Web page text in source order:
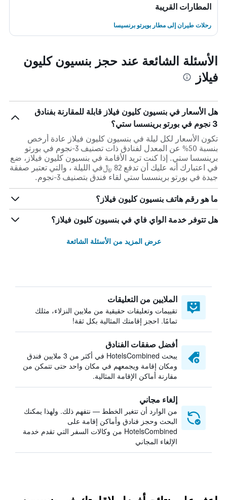
المطارات القريبة
رحلات طيران إلى مطار بويرتو برنسيسا
الأسئلة الشائعة عند حجز بنسيون كليون
فيلاز
هل الأسعار في بنسيون كليون فيلاز قابلة للمقارنة بفنادق
3 نجوم في بورتو برينسسا ستي؟
تكون الأسعار لكل ليلة في بنسيون كليون فيلاز عادة أرخص
بنسبة 50% عن المعدل لفنادق ذات تصنيف 3-نجوم في بورتو
برينسسا ستي. إذا كنت تريد الأقامة في بنسيون كليون فيلاز، ضع
في اعتبارك أنه عليك أن تدفع 82 ﷼في الليلة ، والتي تعتبر صفقة
جيدة في بورتو برينسسا ستي لقاء فندق بتصنيف 3-نجوم.
ما هو رقم هاتف بنسيون كليون فيلاز؟
هل تتوفر خدمة الواي فاي في بنسيون كليون فيلاز؟
عرض المزيد من الأسئلة الشائعة
الملايين من التعليقات
تقييمات وتعليقات حقيقية من ملايين النزلاء، مثلك
تمامًا. احجز إقامتك المثالية بكل ثقة!
أفضل صفقات الفنادق
يبحث HotelsCombined في أكثر من 3 ملايين فندق
ومكان إقامة ويجمعهم في مكان واحد حتى تتمكن من
مقارنة أماكن الإقامة المثالية.
إلغاء مجاني
من الوارد أن تتغير الخطط — نتفهم ذلك. ولهذا يمكنك
البحث وحجز فنادق وأماكن إقامة على
HotelsCombined من وكالات السفر التي تقدم خدمة
الإلغاء المجاني